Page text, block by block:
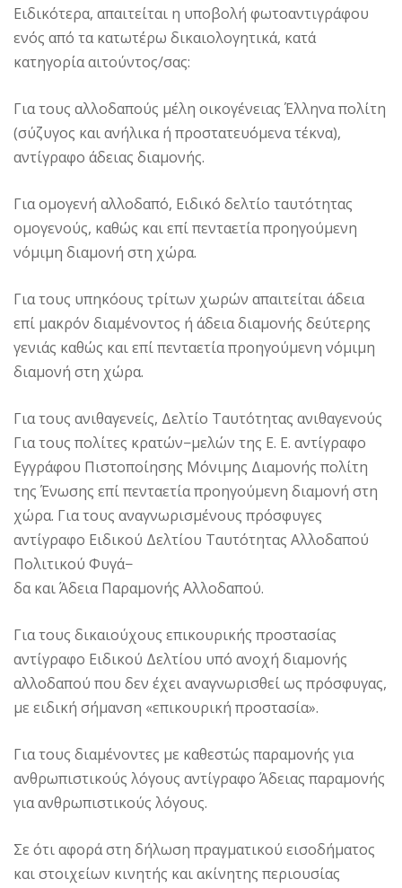
Ειδικότερα, απαιτείται η υποβολή φωτοαντιγράφου
ενός από τα κατωτέρω δικαιολογητικά, κατά
κατηγορία αιτούντος/σας:
Για τους αλλοδαπούς μέλη οικογένειας Έλληνα πολίτη
(σύζυγος και ανήλικα ή προστατευόμενα τέκνα),
αντίγραφο άδειας διαμονής.
Για ομογενή αλλοδαπό, Ειδικό δελτίο ταυτότητας
ομογενούς, καθώς και επί πενταετία προηγούμενη
νόμιμη διαμονή στη χώρα.
Για τους υπηκόους τρίτων χωρών απαιτείται άδεια
επί μακρόν διαμένοντος ή άδεια διαμονής δεύτερης
γενιάς καθώς και επί πενταετία προηγούμενη νόμιμη
διαμονή στη χώρα.
Για τους ανιθαγενείς, Δελτίο Ταυτότητας ανιθαγενούς
Για τους πολίτες κρατών−μελών της Ε. Ε. αντίγραφο
Εγγράφου Πιστοποίησης Μόνιμης Διαμονής πολίτη
της Ένωσης επί πενταετία προηγούμενη διαμονή στη
χώρα. Για τους αναγνωρισμένους πρόσφυγες
αντίγραφο Ειδικού Δελτίου Ταυτότητας Αλλοδαπού
Πολιτικού Φυγά−
δα και Άδεια Παραμονής Αλλοδαπού.
Για τους δικαιούχους επικουρικής προστασίας
αντίγραφο Ειδικού Δελτίου υπό ανοχή διαμονής
αλλοδαπού που δεν έχει αναγνωρισθεί ως πρόσφυγας,
με ειδική σήμανση «επικουρική προστασία».
Για τους διαμένοντες με καθεστώς παραμονής για
ανθρωπιστικούς λόγους αντίγραφο Άδειας παραμονής
για ανθρωπιστικούς λόγους.
Σε ότι αφορά στη δήλωση πραγματικού εισοδήματος
και στοιχείων κινητής και ακίνητης περιουσίας